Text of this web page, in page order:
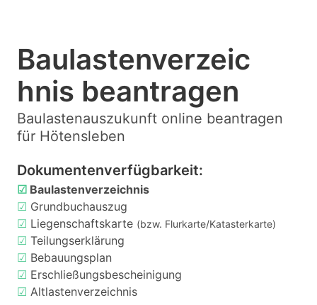
Baulastenverzeic
hnis beantragen
Baulastenauszukunft online beantragen
für Hötensleben
Dokumentenverfügbarkeit:
☑ Baulastenverzeichnis
☑ Grundbuchauszug
☑ Liegenschaftskarte (bzw. Flurkarte/Katasterkarte)
☑ Teilungserklärung
☑ Bebauungsplan
☑ Erschließungsbescheinigung
☑ Altlastenverzeichnis